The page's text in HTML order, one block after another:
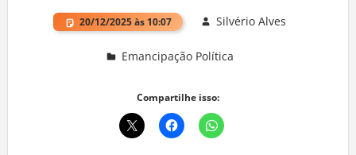
20/12/2025 às 10:07 Silvério Alves
Emancipação Política
Compartilhe isso: